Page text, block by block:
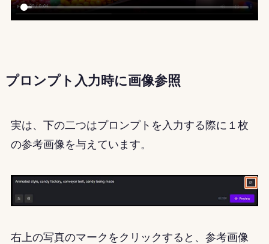
プロンプト入力時に画像参照
実は、下の二つはプロンプトを入力する際に１枚
の参考画像を与えています。
右上の写真のマークをクリックすると、参考画像